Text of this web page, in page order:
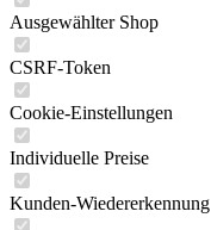
Ausgewählter Shop
CSRF-Token
Cookie-Einstellungen
Individuelle Preise
Kunden-Wiedererkennung